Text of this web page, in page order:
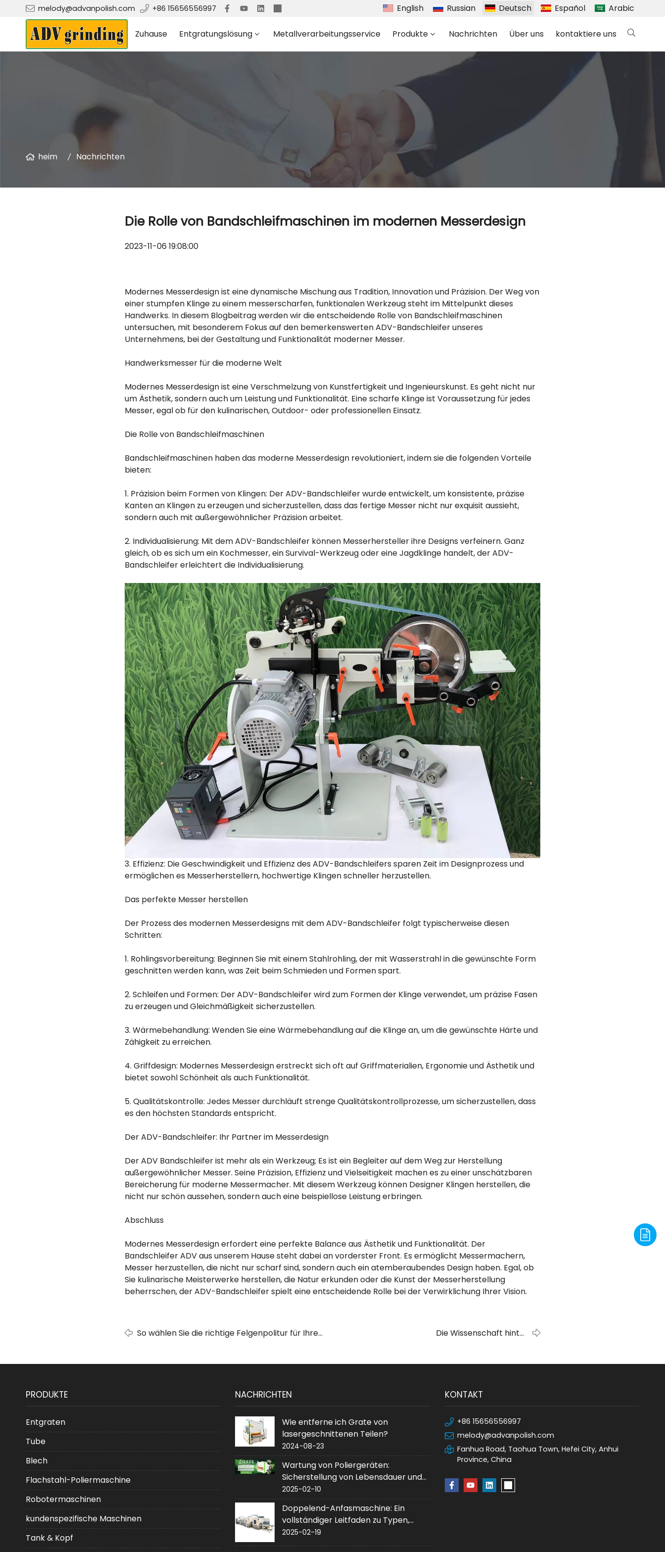
melody@advanpolish.com +86 15656556997 English Russian Deutsch Español Arabic
Zuhause Entgratungslösung Metallverarbeitungsservice Produkte Nachrichten Über uns kontaktiere uns
heim Nachrichten
Die Rolle von Bandschleifmaschinen im modernen Messerdesign
2023-11-06 19:08:00
Modernes Messerdesign ist eine dynamische Mischung aus Tradition, Innovation und Präzision. Der Weg von
einer stumpfen Klinge zu einem messerscharfen, funktionalen Werkzeug steht im Mittelpunkt dieses
Handwerks. In diesem Blogbeitrag werden wir die entscheidende Rolle von Bandschleifmaschinen
untersuchen, mit besonderem Fokus auf den bemerkenswerten ADV-Bandschleifer unseres
Unternehmens, bei der Gestaltung und Funktionalität moderner Messer.
Handwerksmesser für die moderne Welt
Modernes Messerdesign ist eine Verschmelzung von Kunstfertigkeit und Ingenieurskunst. Es geht nicht nur
um Ästhetik, sondern auch um Leistung und Funktionalität. Eine scharfe Klinge ist Voraussetzung für jedes
Messer, egal ob für den kulinarischen, Outdoor- oder professionellen Einsatz.
Die Rolle von Bandschleifmaschinen
Bandschleifmaschinen haben das moderne Messerdesign revolutioniert, indem sie die folgenden Vorteile
bieten:
1. Präzision beim Formen von Klingen: Der ADV-Bandschleifer wurde entwickelt, um konsistente, präzise
Kanten an Klingen zu erzeugen und sicherzustellen, dass das fertige Messer nicht nur exquisit aussieht,
sondern auch mit außergewöhnlicher Präzision arbeitet.
2. Individualisierung: Mit dem ADV-Bandschleifer können Messerhersteller ihre Designs verfeinern. Ganz
gleich, ob es sich um ein Kochmesser, ein Survival-Werkzeug oder eine Jagdklinge handelt, der ADV-
Bandschleifer erleichtert die Individualisierung.
3. Effizienz: Die Geschwindigkeit und Effizienz des ADV-Bandschleifers sparen Zeit im Designprozess und
ermöglichen es Messerherstellern, hochwertige Klingen schneller herzustellen.
Das perfekte Messer herstellen
Der Prozess des modernen Messerdesigns mit dem ADV-Bandschleifer folgt typischerweise diesen
Schritten:
1. Rohlingsvorbereitung: Beginnen Sie mit einem Stahlrohling, der mit Wasserstrahl in die gewünschte Form
geschnitten werden kann, was Zeit beim Schmieden und Formen spart.
2. Schleifen und Formen: Der ADV-Bandschleifer wird zum Formen der Klinge verwendet, um präzise Fasen
zu erzeugen und Gleichmäßigkeit sicherzustellen.
3. Wärmebehandlung: Wenden Sie eine Wärmebehandlung auf die Klinge an, um die gewünschte Härte und
Zähigkeit zu erreichen.
4. Griffdesign: Modernes Messerdesign erstreckt sich oft auf Griffmaterialien, Ergonomie und Ästhetik und
bietet sowohl Schönheit als auch Funktionalität.
5. Qualitätskontrolle: Jedes Messer durchläuft strenge Qualitätskontrollprozesse, um sicherzustellen, dass
es den höchsten Standards entspricht.
Der ADV-Bandschleifer: Ihr Partner im Messerdesign
Der ADV Bandschleifer ist mehr als ein Werkzeug; Es ist ein Begleiter auf dem Weg zur Herstellung
außergewöhnlicher Messer. Seine Präzision, Effizienz und Vielseitigkeit machen es zu einer unschätzbaren
Bereicherung für moderne Messermacher. Mit diesem Werkzeug können Designer Klingen herstellen, die
nicht nur schön aussehen, sondern auch eine beispiellose Leistung erbringen.
Abschluss
Modernes Messerdesign erfordert eine perfekte Balance aus Ästhetik und Funktionalität. Der
Bandschleifer ADV aus unserem Hause steht dabei an vorderster Front. Es ermöglicht Messermachern,
Messer herzustellen, die nicht nur scharf sind, sondern auch ein atemberaubendes Design haben. Egal, ob
Sie kulinarische Meisterwerke herstellen, die Natur erkunden oder die Kunst der Messerherstellung
beherrschen, der ADV-Bandschleifer spielt eine entscheidende Rolle bei der Verwirklichung Ihrer Vision.
So wählen Sie die richtige Felgenpolitur für Ihre
Die Wissenschaft hinter
PRODUKTE
Entgraten
Tube
Blech
Flachstahl-Poliermaschine
Robotermaschinen
kundenspezifische Maschinen
Tank & Kopf
NACHRICHTEN
Wie entferne ich Grate von
lasergeschnittenen Teilen?
2024-08-23
Wartung von Poliergeräten:
Sicherstellung von Lebensdauer und
Leistung
2025-02-10
Doppelend-Anfasmaschine: Ein
vollständiger Leitfaden zu Typen,
Anwendungen und Kauf
2025-02-19
KONTAKT
+86 15656556997
melody@advanpolish.com
Fanhua Road, Taohua Town, Hefei City, Anhui
Province, China